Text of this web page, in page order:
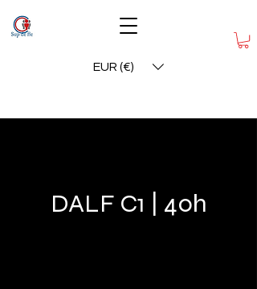
EUR (€)
DALF C1 | 40h